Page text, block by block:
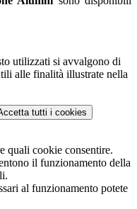
utilizzati si avvalgono di
alle finalità illustrate nella
tutti i cookies
quali cookie consentire.
il funzionamento della
al funzionamento potete